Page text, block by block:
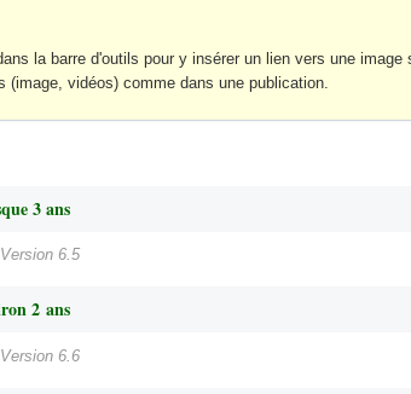
la barre d'outils pour y insérer un lien vers une
vidéos) comme dans une publication.
3 ans
Version 6.5
2 ans
Version 6.6